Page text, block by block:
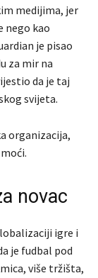
medijima, jer
nego kao
je pisao
za mir na
da je taj
svijeta.
organizacija,
novac
igre i
je fudbal pod
više tržišta,